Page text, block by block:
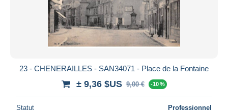
23 - CHENERAILLES - SAN34071 - Place de la Fontaine
± 9,36 $US 9,00 € -10 %
Statut Professionnel